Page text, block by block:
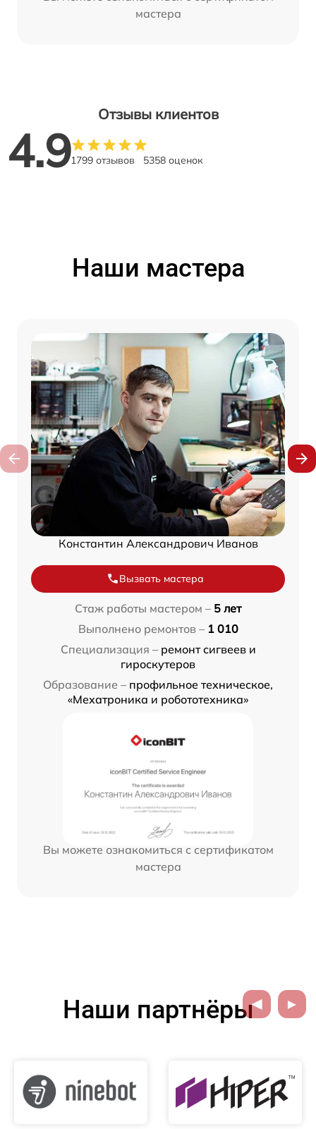
мастера
Отзывы клиентов
4.91799 отзывов 5358 оценок
Наши мастера
Константин Александрович Иванов
Вызвать мастера
Стаж работы мастером – 5 лет
Выполнено ремонтов – 1 010
Специализация – ремонт сигвеев и
гироскутеров
Образование – профильное техническое,
«Мехатроника и робототехника»
Вы можете ознакомиться с сертификатом
мастера
Наши партнёры